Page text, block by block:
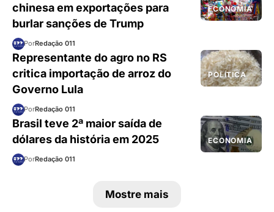
ECONOMIA
chinesa em exportações para
burlar sanções de Trump
PorRedação 011
POLÍTICA
Representante do agro no RS
critica importação de arroz do
Governo Lula
PorRedação 011
ECONOMIA
Brasil teve 2ª maior saída de
dólares da história em 2025
PorRedação 011
Mostre mais